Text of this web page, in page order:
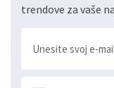
trendove za vaše